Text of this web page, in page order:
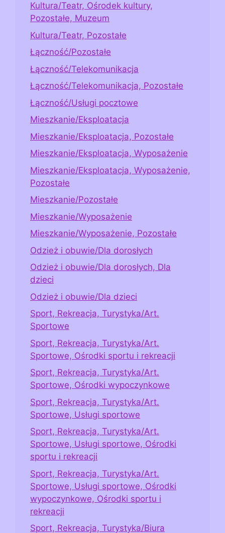
Kultura/Teatr, Ośrodek kultury,
Pozostałe, Muzeum
Kultura/Teatr, Pozostałe
Łączność/Pozostałe
Łączność/Telekomunikacja
Łączność/Telekomunikacja, Pozostałe
Łączność/Usługi pocztowe
Mieszkanie/Eksploatacja
Mieszkanie/Eksploatacja, Pozostałe
Mieszkanie/Eksploatacja, Wyposażenie
Mieszkanie/Eksploatacja, Wyposażenie,
Pozostałe
Mieszkanie/Pozostałe
Mieszkanie/Wyposażenie
Mieszkanie/Wyposażenie, Pozostałe
Odzież i obuwie/Dla dorosłych
Odzież i obuwie/Dla dorosłych, Dla
dzieci
Odzież i obuwie/Dla dzieci
Sport, Rekreacja, Turystyka/Art.
Sportowe
Sport, Rekreacja, Turystyka/Art.
Sportowe, Ośrodki sportu i rekreacji
Sport, Rekreacja, Turystyka/Art.
Sportowe, Ośrodki wypoczynkowe
Sport, Rekreacja, Turystyka/Art.
Sportowe, Usługi sportowe
Sport, Rekreacja, Turystyka/Art.
Sportowe, Usługi sportowe, Ośrodki
sportu i rekreacji
Sport, Rekreacja, Turystyka/Art.
Sportowe, Usługi sportowe, Ośrodki
wypoczynkowe, Ośrodki sportu i
rekreacji
Sport, Rekreacja, Turystyka/Biura